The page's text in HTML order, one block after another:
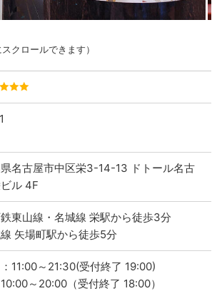
クロールできます）
名古屋市中区栄3-14-13 ドトール名古
ル 4F
東山線・名城線 栄駅から徒歩3分
矢場町駅から徒歩5分
11:00～21:30(受付終了 19:00)
～20:00（受付終了 18:00）